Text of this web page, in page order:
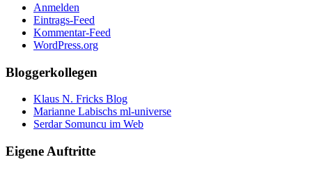
Anmelden
Eintrags-Feed
Kommentar-Feed
WordPress.org
Bloggerkollegen
Klaus N. Fricks Blog
Marianne Labischs ml-universe
Serdar Somuncu im Web
Eigene Auftritte